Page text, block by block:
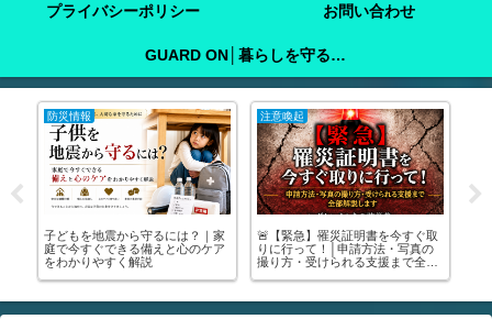
プライバシーポリシー お問い合わせ
GUARD ON│暮らしを守る防犯ガイド
防災情報
子どもを地震から守るには？｜家
庭で今すぐできる備えと心のケア
をわかりやすく解説
注意喚起
🚨【緊急】罹災証明書を今すぐ取
りに行って！│申請方法・写真の
撮り方・受けられる支援まで全部